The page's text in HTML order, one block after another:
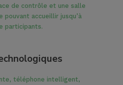
de contrôle et une salle
accueillir jusqu’à
participants.
téléphone intelligent,